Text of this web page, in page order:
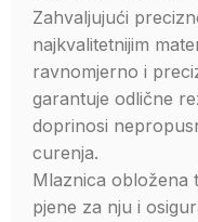
Zahvaljujući
najkvalitetnijim
ravnomjerno i
garantuje odlične
doprinosi
curenja.
Mlaznica obložena
pjene za nju i